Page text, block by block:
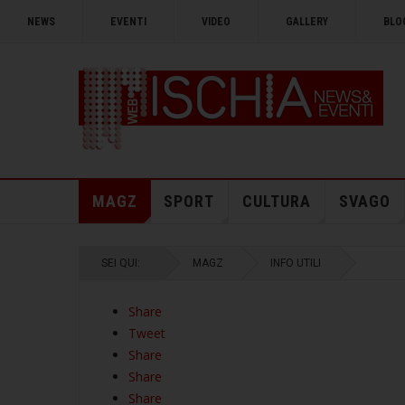
NEWS EVENTI VIDEO GALLERY
MAGZ SPORT CULTURA SVAGO
SEI QUI: MAGZ INFO UTILI
Share
Tweet
Share
Share
Share